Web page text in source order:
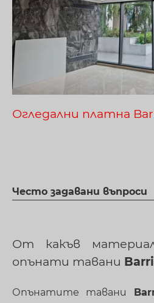
Огледални платна
Често задавани въпроси
От какъв
опънати тавани
Опънатите тавани